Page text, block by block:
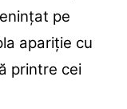
pe
apariție cu
printre cei